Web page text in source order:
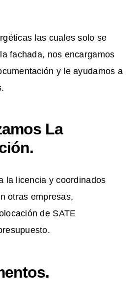
las cuales solo se
fachada, nos encargamos
y le ayudamos a
La
la licencia y coordinados
otras empresas,
de SATE